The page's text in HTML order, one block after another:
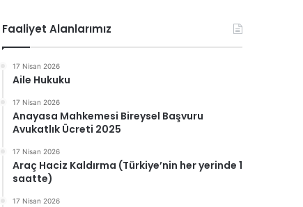
Faaliyet Alanlarımız
17 Nisan 2026
Aile Hukuku
17 Nisan 2026
Anayasa Mahkemesi Bireysel Başvuru
Avukatlık Ücreti 2025
17 Nisan 2026
Araç Haciz Kaldırma (Türkiye’nin her yerinde 1
saatte)
17 Nisan 2026